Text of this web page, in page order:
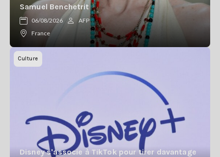
Samuel Benchetrit
06/08/2026
AFP
France
Culture
Disney s'associe à TikTok pour tirer davantage